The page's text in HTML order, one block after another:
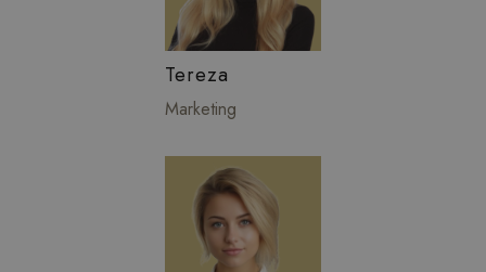
Tereza
Marketing